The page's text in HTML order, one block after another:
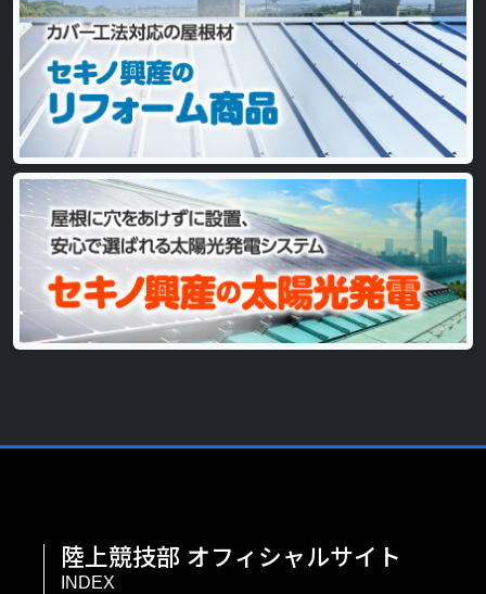
陸上競技部 オフィシャルサイト
INDEX